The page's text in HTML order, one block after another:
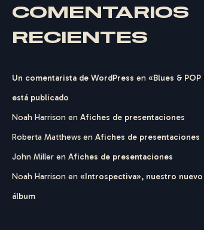
COMENTARIOS
RECIENTES
Un comentarista de WordPress en «Blues & POP
está publicado
Noah Harrison en Afiches de presentaciones
Roberta Matthews en Afiches de presentaciones
John Miller en Afiches de presentaciones
Noah Harrison en «Introspectiva», nuestro nuevo
álbum